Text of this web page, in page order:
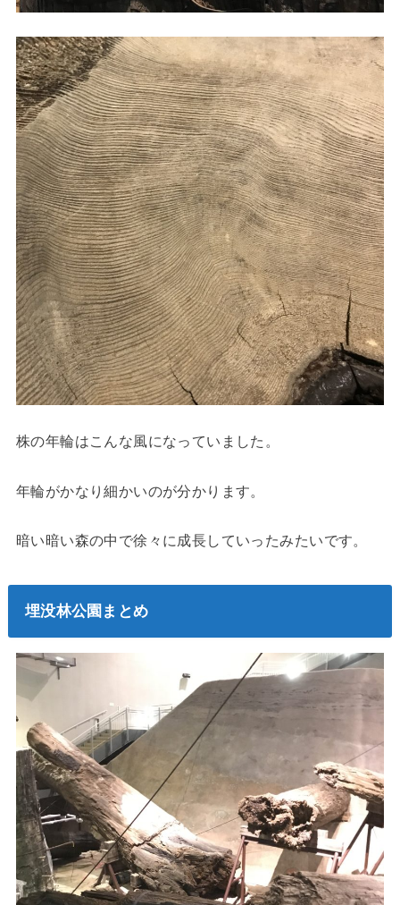
株の年輪はこんな風になっていました。
年輪がかなり細かいのが分かります。
暗い暗い森の中で徐々に成長していったみたいです。
埋没林公園まとめ